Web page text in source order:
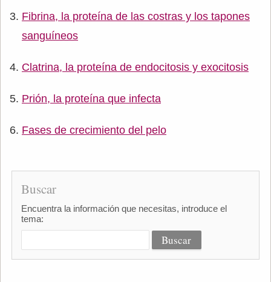
Fibrina, la proteína de las costras y los tapones
sanguíneos
Clatrina, la proteína de endocitosis y exocitosis
Prión, la proteína que infecta
Fases de crecimiento del pelo
Buscar
Encuentra la información que necesitas, introduce el
tema: